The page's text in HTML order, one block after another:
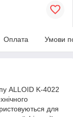
Оплата Умови
ALLOID K-4022
для